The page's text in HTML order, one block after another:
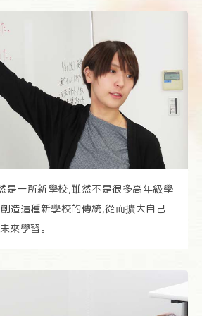
是一所新學校,雖然不是很多高年級學
造這種新學校的傳統,從而擴大自己
來學習。